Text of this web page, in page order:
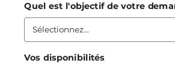
Quel est l'objectif de votre
Vos disponibilités